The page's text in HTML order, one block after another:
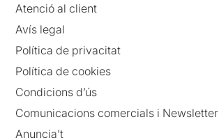
Atenció al client
Avís legal
Política de privacitat
Política de cookies
Condicions d’ús
Comunicacions comercials i Newsletter
Anuncia’t